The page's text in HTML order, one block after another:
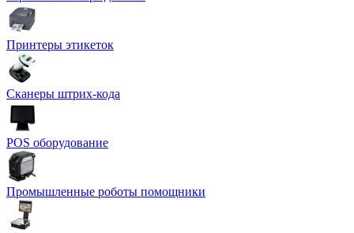
Принтеры этикеток
Сканеры штрих-кода
POS оборудование
Промышленные роботы помощники